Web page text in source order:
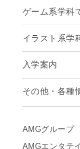
CG学科
アニメーシ
声優学科
ゲーム系学科
イラスト系学
入学案内
募集要項
早期出願制
入学までの
学費サポー
その他・各種
アクセス
サイトポリ
AMGグループ
AMGエンタテ